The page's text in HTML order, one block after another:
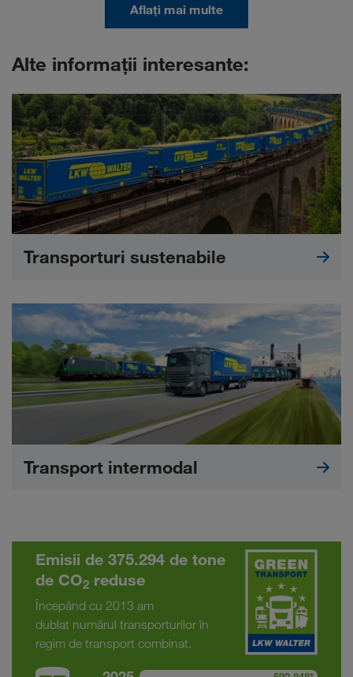
Aflați mai multe
Alte informații interesante:
Transporturi sustenabile
Transport intermodal
Emisii de 375.294 de tone
de CO2 reduse
Începând cu 2013 am
dublat numărul transporturilor în
regim de transport combinat.